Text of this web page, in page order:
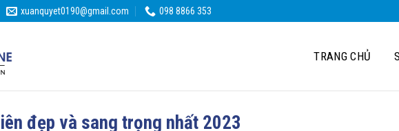
xuanquyet0190@gmail.com 098 8866 353
TRANG CHỦ
đẹp và sang trọng nhất 2023